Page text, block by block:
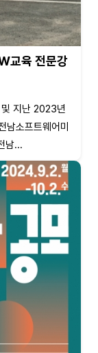
교육 전문강
지난 2023년
소프트웨어미
남...